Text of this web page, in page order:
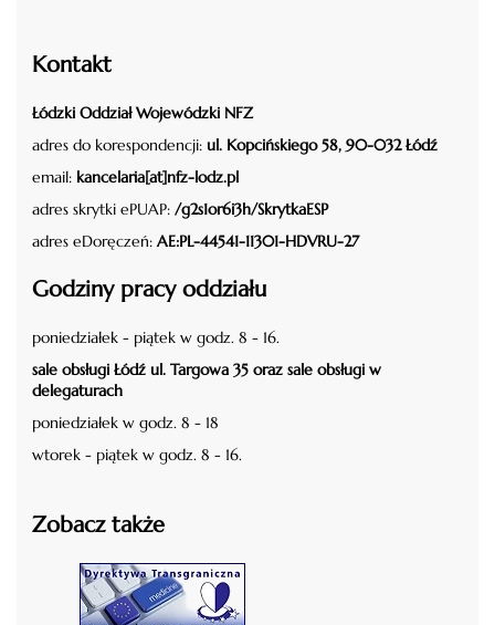
Kontakt
Łódzki Oddział Wojewódzki NFZ
adres do korespondencji: ul. Kopcińskiego 58, 90-032 Łódź
email: kancelaria[at]nfz-lodz.pl
adres skrytki ePUAP: /g2s1or6i3h/SkrytkaESP
adres eDoręczeń: AE:PL-44541-11301-HDVRU-27
Godziny pracy oddziału
poniedziałek - piątek w godz. 8 - 16.
sale obsługi Łódź ul. Targowa 35 oraz sale obsługi w
delegaturach
poniedziałek w godz. 8 - 18
wtorek - piątek w godz. 8 - 16.
Zobacz także
czytaj więcej